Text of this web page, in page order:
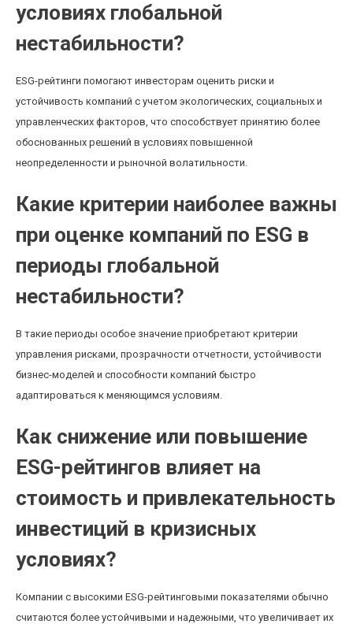
условиях глобальной
нестабильности?
ESG-рейтинги помогают инвесторам оценить риски и
устойчивость компаний с учетом экологических, социальных и
управленческих факторов, что способствует принятию более
обоснованных решений в условиях повышенной
неопределенности и рыночной волатильности.
Какие критерии наиболее важны
при оценке компаний по ESG в
периоды глобальной
нестабильности?
В такие периоды особое значение приобретают критерии
управления рисками, прозрачности отчетности, устойчивости
бизнес-моделей и способности компаний быстро
адаптироваться к меняющимся условиям.
Как снижение или повышение
ESG-рейтингов влияет на
стоимость и привлекательность
инвестиций в кризисных
условиях?
Компании с высокими ESG-рейтинговыми показателями обычно
считаются более устойчивыми и надежными, что увеличивает их